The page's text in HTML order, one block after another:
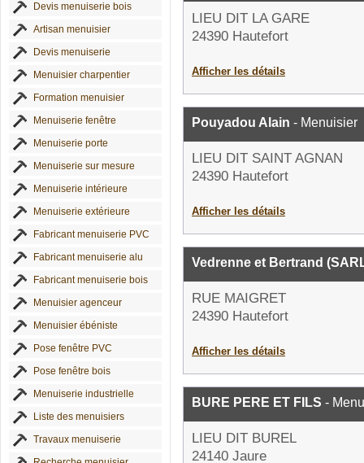
Devis menuiserie bois
Artisan menuisier
Devis menuiserie
Menuisier charpentier
Formation menuisier
Menuiserie fenêtre
Menuiserie porte
Menuiserie sur mesure
Menuiserie intérieure
Menuiserie extérieure
Fabricant menuiserie PVC
Fabricant menuiserie alu
Fabricant menuiserie bois
Menuisier agenceur
Menuisier ébéniste
Pose fenêtre PVC
Pose fenêtre bois
Menuiserie industrielle
Liste des menuisiers
Travaux menuiserie
LIEU DIT LA GARE
24390 Hautefort
Afficher les détails
Pouyadou Alain - Menuisier
LIEU DIT SAINT AGNAN
24390 Hautefort
Afficher les détails
Vedrenne et Bertrand
RUE MAIGRET
24390 Hautefort
Afficher les détails
BURE PERE ET FILS -
LIEU DIT BUREL
24140 Jaure